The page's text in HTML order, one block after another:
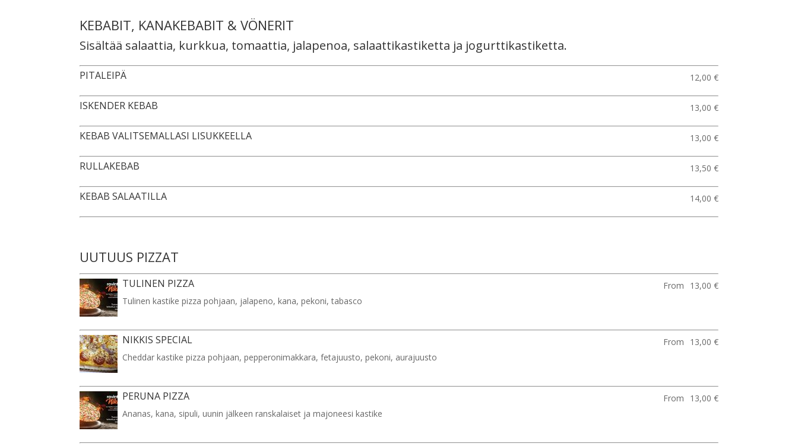
KEBABIT, KANAKEBABIT & VÖNERIT
Sisältää salaattia, kurkkua, tomaattia, jalapenoa, salaattikastiketta ja jogurttikastiketta.
PITALEIPÄ 12,00 €
ISKENDER KEBAB 13,00 €
KEBAB VALITSEMALLASI LISUKKEELLA 13,00 €
RULLAKEBAB 13,50 €
KEBAB SALAATILLA 14,00 €
UUTUUS PIZZAT
TULINEN PIZZA From
13,00 €
Tulinen kastike pizza pohjaan, jalapeno, kana, pekoni, tabasco
NIKKIS SPECIAL From
13,00 €
Cheddar kastike pizza pohjaan, pepperonimakkara, fetajuusto, pekoni, aurajuusto
PERUNA PIZZA From
13,00 €
Ananas, kana, sipuli, uunin jälkeen ranskalaiset ja majoneesi kastike